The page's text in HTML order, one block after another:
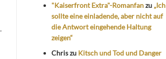
"Kaiserfront Extra"-Romanfanzu „Ich
sollte eine einladende, aber nicht auf
die Antwort eingehende Haltung
zeigen“
Chriszu Kitsch und Tod und Danger